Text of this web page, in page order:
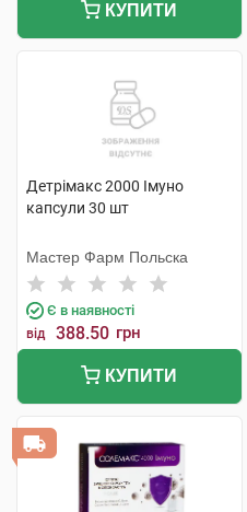
КУПИТИ
Детрімакс 2000 Імуно
капсули 30 шт
Мастер Фарм Польска
Є в наявності
від 388.50 грн
КУПИТИ